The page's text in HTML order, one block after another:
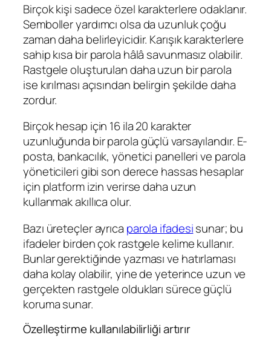
Birçok kişi sadece özel karakterlere odaklanır.
Semboller yardımcı olsa da uzunluk çoğu
zaman daha belirleyicidir. Karışık karakterlere
sahip kısa bir parola hâlâ savunmasız olabilir.
Rastgele oluşturulan daha uzun bir parola
ise kırılması açısından belirgin şekilde daha
zordur.
Birçok hesap için 16 ila 20 karakter
uzunluğunda bir parola güçlü varsayılandır. E-
posta, bankacılık, yönetici panelleri ve parola
yöneticileri gibi son derece hassas hesaplar
için platform izin verirse daha uzun
kullanmak akıllıca olur.
Bazı üreteçler ayrıca parola ifadesisunar; bu
ifadeler birden çok rastgele kelime kullanır.
Bunlar gerektiğinde yazması ve hatırlaması
daha kolay olabilir, yine de yeterince uzun ve
gerçekten rastgele oldukları sürece güçlü
koruma sunar.
Özelleştirme kullanılabilirliği artırır